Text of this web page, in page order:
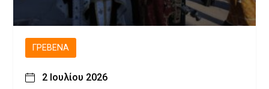
ΓΡΕΒΕΝΆ
2 Ιουλίου 2026